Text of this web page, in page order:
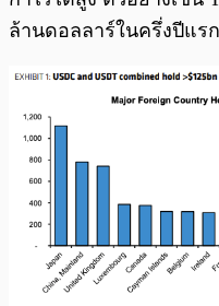
ล้านดอลลาร์ในครึ่งปีแร